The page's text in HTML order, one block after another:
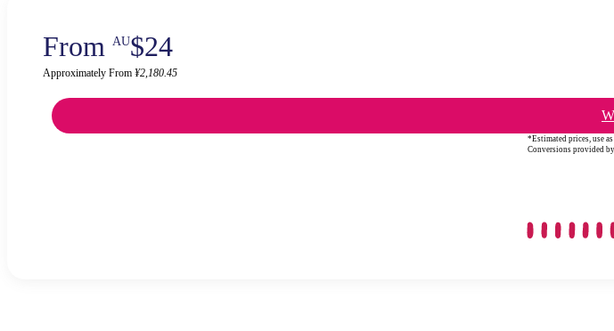
From AU$24
Approximately From ¥2,180.45
*Estimated prices, use
Conversions provided